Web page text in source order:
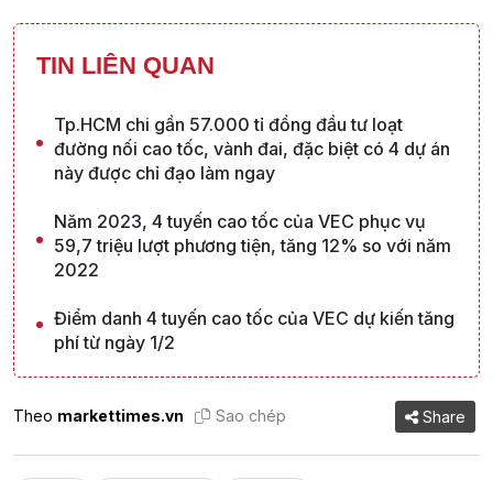
TIN LIÊN QUAN
Tp.HCM chi gần 57.000 tỉ đồng đầu tư loạt
đường nối cao tốc, vành đai, đặc biệt có 4 dự án
này được chỉ đạo làm ngay
Năm 2023, 4 tuyến cao tốc của VEC phục vụ
59,7 triệu lượt phương tiện, tăng 12% so với năm
2022
Điểm danh 4 tuyến cao tốc của VEC dự kiến tăng
phí từ ngày 1/2
Theo markettimes.vn Sao chép Share